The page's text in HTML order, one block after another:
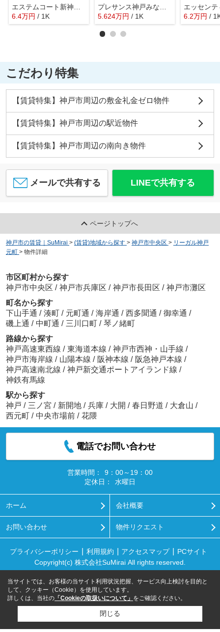
6.4万円 / 1K
5.624万円 / 1K
エッセン
6.2万円 /
こだわり特集
【賃貸特集】神戸市周辺の敷金礼金ゼロ物件
【賃貸特集】神戸市周辺の駅近物件
【賃貸特集】神戸市周辺の南向き物件
メールで共有する LINEで共有する
ページトップへ
神戸市の賃貸｜SuMirai > (賃貸)地域から探す > 神戸市中央区 > リーガル神戸
元町 > 物件詳細
市区町村から探す
神戸市中央区 / 神戸市兵庫区 / 神戸市長田区 / 神戸市灘区
町名から探す
下山手通 / 湊町 / 元町通 / 海岸通 / 西多聞通 / 御幸通 /
磯上通 / 中町通 / 三川口町 / 琴ノ緒町
路線から探す
神戸高速東西線 / 東海道本線 / 神戸市西神・山手線 /
神戸市海岸線 / 山陽本線 / 阪神本線 / 阪急神戸本線 /
神戸高速南北線 / 神戸新交通ポートアイランド線 /
神鉄有馬線
駅から探す
神戸 / 三ノ宮 / 新開地 / 兵庫 / 大開 / 春日野道 / 大倉山 /
西元町 / 中央市場前 / 花隈
電話でお問い合わせ
営業時間：
9：00～19：00
定休日：
水曜日
ホーム 会社概要
お問い合わせ 物件リクエスト
プライバシーポリシー 利用規約 アクセスマップ
PCサイト
Copyright(c) 株式会社SuMirai All rights reserved.
当サイトでは、お客様の当サイト利用状況把握、サービス向上検討を目的と
して、クッキー（Cookie）を使用しています。
詳しくは、当社の 「Cookieの取扱いについて」 をご確認ください。
閉じる